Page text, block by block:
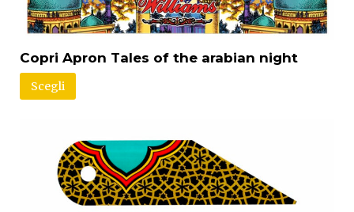
Copri Apron Tales of the arabian night
Scegli